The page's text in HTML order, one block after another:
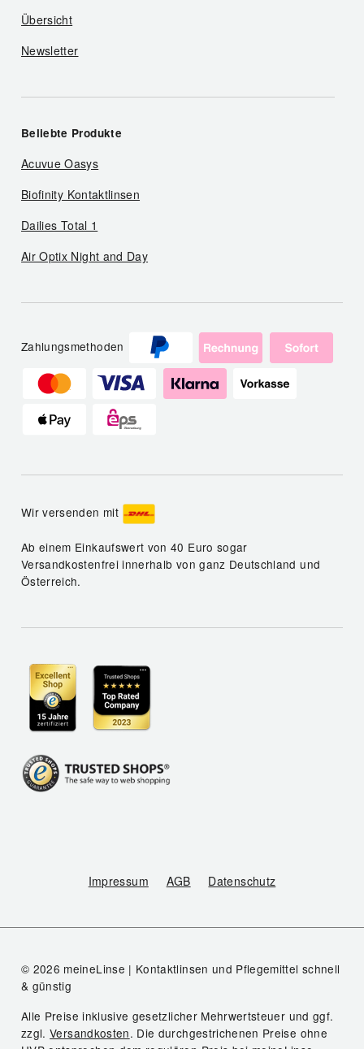
Übersicht
Newsletter
Beliebte Produkte
Acuvue Oasys
Biofinity Kontaktlinsen
Dailies Total 1
Air Optix Night and Day
Zahlungsmethoden
Wir versenden mit
Ab einem Einkaufswert von 40 Euro sogar
Versandkostenfrei innerhalb von ganz Deutschland und
Österreich.
Impressum AGB Datenschutz
© 2026 meineLinse | Kontaktlinsen und Pflegemittel schnell
& günstig
Alle Preise inklusive gesetzlicher Mehrwertsteuer und ggf.
zzgl.Versandkosten. Die durchgestrichenen Preise ohne